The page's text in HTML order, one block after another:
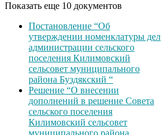
Показать еще 10 документов
Постановление “Об
утверждении номенклатуры дел
администрации сельского
поселения Килимовский
сельсовет муниципального
района Буздякский “
Решение “О внесении
дополнений в решение Совета
сельского поселения
Килимовский сельсовет